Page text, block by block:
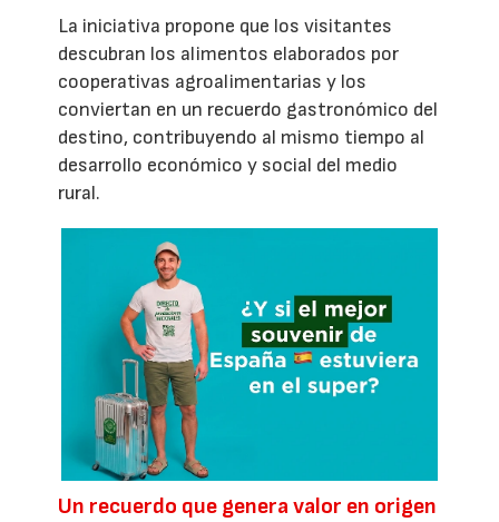
La iniciativa propone que los visitantes
descubran los alimentos elaborados por
cooperativas agroalimentarias y los
conviertan en un recuerdo gastronómico del
destino, contribuyendo al mismo tiempo al
desarrollo económico y social del medio
rural.
Un recuerdo que genera valor en origen